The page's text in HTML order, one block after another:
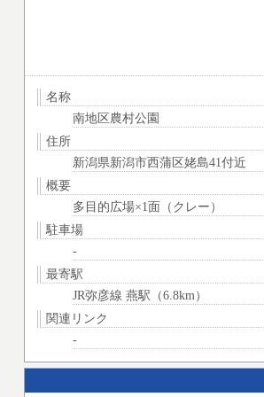
名称
南地区農村公園
住所
新潟県新潟市西蒲区姥島41付近
概要
多目的広場×1面（クレー）
駐車場
-
最寄駅
JR弥彦線 燕駅（6.8km）
関連リンク
-